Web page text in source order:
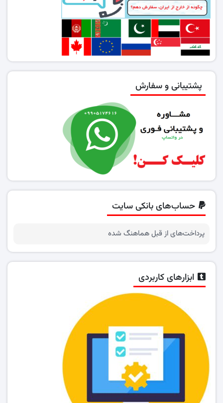
پشتیبانی و سفارش
حساب‌های بانکی سایت
پرداخت‌های از قبل هماهنگ شده
ابزارهای کاربردی